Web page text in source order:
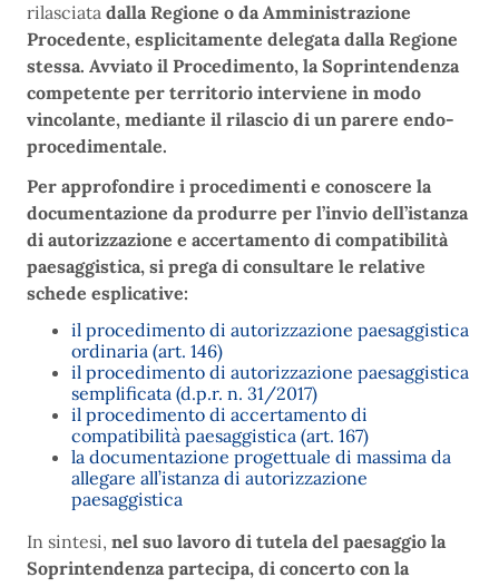
rilasciata dalla Regione o da Amministrazione
Procedente, esplicitamente delegata dalla Regione
stessa. Avviato il Procedimento, la Soprintendenza
competente per territorio interviene in modo
vincolante, mediante il rilascio di un parere endo-
procedimentale.
Per approfondire i procedimenti e conoscere la
documentazione da produrre per l’invio dell’istanza
di autorizzazione e accertamento di compatibilità
paesaggistica, si prega di consultare le relative
schede esplicative:
il procedimento di autorizzazione paesaggistica
ordinaria (art. 146)
il procedimento di autorizzazione paesaggistica
semplificata (d.p.r. n. 31/2017)
il procedimento di accertamento di
compatibilità paesaggistica (art. 167)
la documentazione progettuale di massima da
allegare all’istanza di autorizzazione
paesaggistica
In sintesi, nel suo lavoro di tutela del paesaggio la
Soprintendenza partecipa, di concerto con la